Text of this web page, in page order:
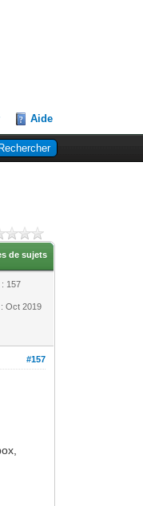
Aide
de sujets
157
Oct 2019
#157